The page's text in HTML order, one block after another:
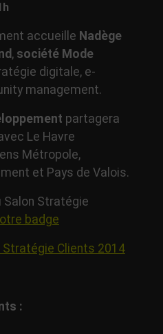
accueille Nadège
, société Mode
digitale, e-
management.
partagera
Le Havre
Métropole,
et Pays de Valois.
Salon Stratégie
badge
Stratégie Clients 2014
: